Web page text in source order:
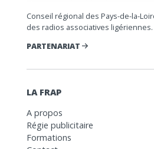
Conseil régional des Pays-de-la-
des radios associatives ligériennes.
PARTENARIAT
LA FRAP
A propos
Régie publicitaire
Formations